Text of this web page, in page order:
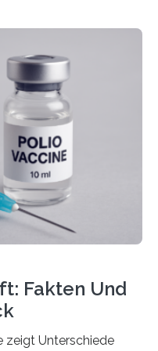
Methoden geheilt
Therapien, die
und normales
um Daniel Merk vom
am
eine solche
des
Wilhelm Sander-
Fakten Und
zeigt Unterschiede